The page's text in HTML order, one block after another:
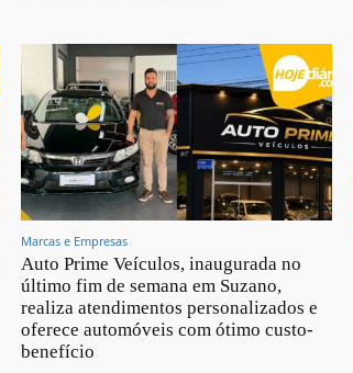
Marcas e Empresas
Auto Prime Veículos, inaugurada no
último fim de semana em Suzano,
realiza atendimentos personalizados e
oferece automóveis com ótimo custo-
benefício